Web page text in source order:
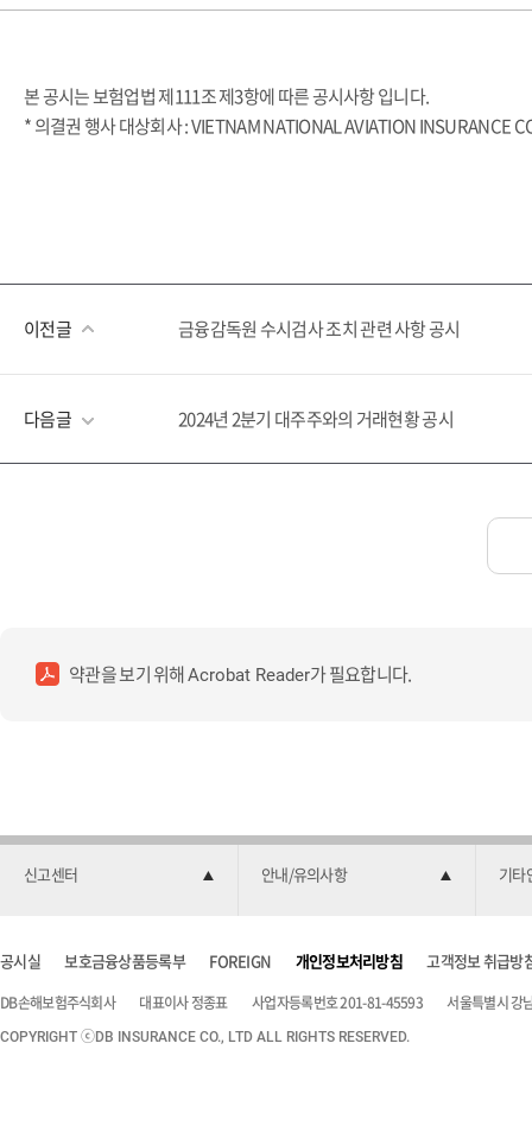
본 공시는 보험업법 제111조 제3항에 따른 공시사항 입니다.
* 의결권 행사 대상회사 : VIETNAM NATIONAL AVIATION INSURANCE
이전글 금융감독원 수시검사 조치 관련 사항 공시
다음글 2024년 2분기 대주주와의 거래현황 공시
약관을 보기 위해Acrobat Reader가 필요합니다.
신고센터 안내/유의사항 기타
공시실 보호금융상품등록부 FOREIGN 개인정보처리방침 고객정보 취급방
DB손해보험주식회사 대표이사 정종표 사업자등록번호 201-81-45593 서울특별시 강
COPYRIGHT ⓒDB INSURANCE CO., LTD ALL RIGHTS RESERVED.